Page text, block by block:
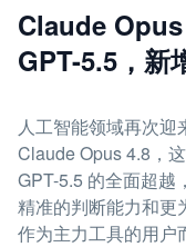
Claude
GPT-5.5，新
人工智能领域再次
Claude Opus 4.8，
GPT-5.5 的全面超越
精准的判断能力和更
作为主力工具的用户